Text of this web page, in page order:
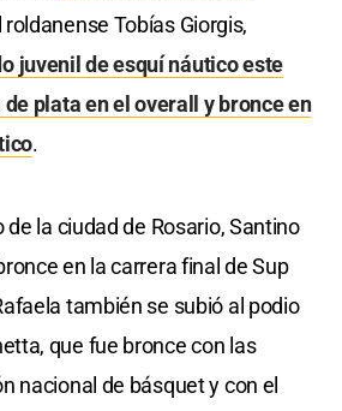
roldanense Tobías Giorgis,
juvenil de esquí náutico este
plata en el overall y bronce en
.
de la ciudad de Rosario, Santino
en la carrera final de Sup
también se subió al podio
que fue bronce con las
nacional de básquet y con el